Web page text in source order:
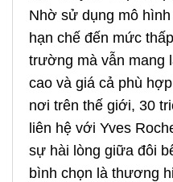
Nhờ sử dụng mô
hạn chế đến mức
trường mà vẫn mang
cao và giá cả phù
nơi trên thế giới, 30
liên hệ với Yves
sự hài lòng giữa đôi
bình chọn là thương